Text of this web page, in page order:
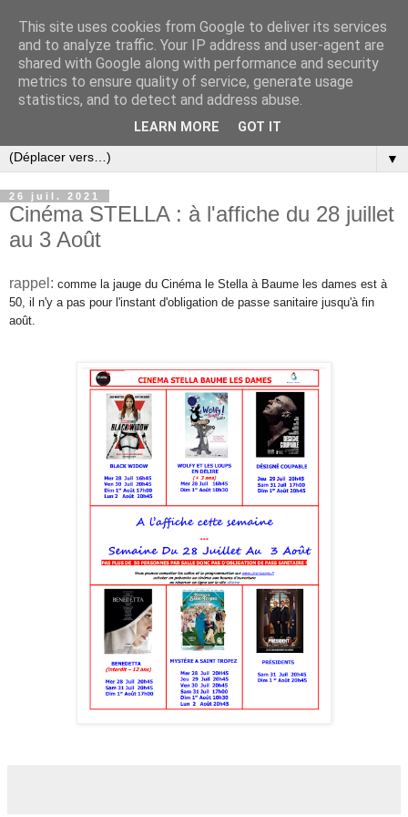
▼
26 juil. 2021
Cinéma STELLA : à l'affiche du 28 juillet
au 3 Août
rappel: comme la jauge du Cinéma le Stella à Baume les dames est à
50, il n'y a pas pour l'instant d'obligation de passe sanitaire jusqu'à fin
août.
This site uses cookies from Google to deliver its services
and to analyze traffic. Your IP address and user-agent are
shared with Google along with performance and security
metrics to ensure quality of service, generate usage
statistics, and to detect and address abuse.
LEARN MORE GOT IT